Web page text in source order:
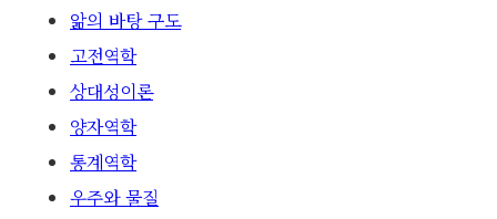
앎의 바탕 구도
고전역학
상대성이론
양자역학
통계역학
우주와 물질